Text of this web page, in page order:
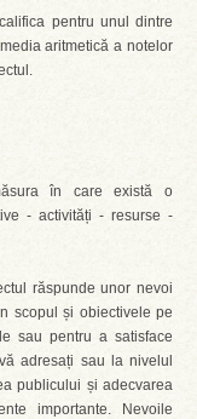
pentru unul dintre
aritmetică a notelor
în care există o
- activități - resurse -
răspunde unor nevoi
scopul și obiectivele pe
sau pentru a satisface
adresați sau la nivelul
publicului și adecvarea
importante. Nevoile